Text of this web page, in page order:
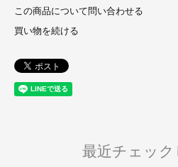
この商品について問い合わせる
買い物を続ける
最近チェック